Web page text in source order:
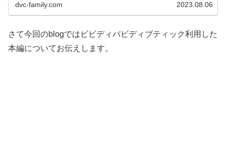
dvc-family.com 2023.08.06
さて今回のblogではビビディバビディブティック利用した
本編についてお伝えします。